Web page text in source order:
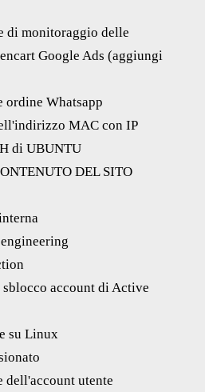
di monitoraggio delle
Google Ads (aggiungi
ordine Whatsapp
MAC con IP
di UBUNTU
DEL SITO
account di Active
su Linux
dell'account utente